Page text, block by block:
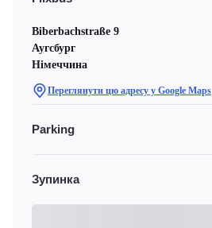
Biberbachstraße 9
Аугсбург
Німеччина
Переглянути цю адресу у Google Maps
Parking
Зупинка